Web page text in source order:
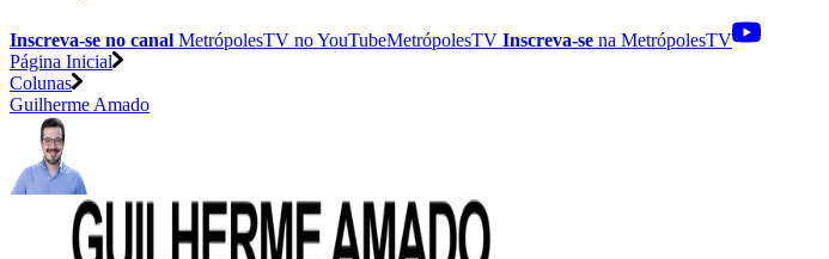
Inscreva-se no canal MetrópolesTV noYouTubeMetrópolesTV Inscreva-se na MetrópolesTV
Página Inicial
Colunas
Guilherme Amado